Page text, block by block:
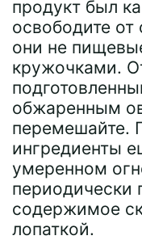
продукт был
освободите от
они не
кружочками.
обжаренным
перемешайте.
ингредиенты
умеренном
периодически
содержимое
лопаткой.